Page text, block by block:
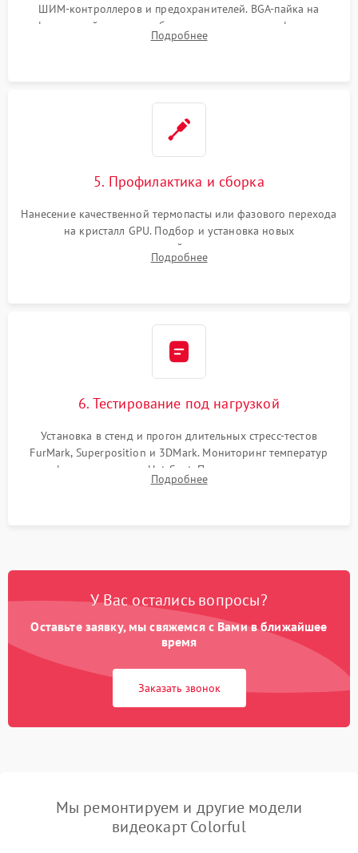
ШИМ-контроллеров и предохранителей. BGA-пайка на
инфракрасной станции реболлинг или замена графического
чипа и дефектной памяти GDDR. Прошивка BIOS
Подробнее
5. Профилактика и сборка
Нанесение качественной термопасты или фазового перехода
на кристалл GPU. Подбор и установка новых
термопрокладок правильной толщины на память и цепи
питания. Монтаж радиатора и бэкплейта, подключение и
Подробнее
6. Тестирование под нагрузкой
Установка в стенд и прогон длительных стресс-тестов
FurMark, Superposition и 3DMark. Мониторинг температур
графического чипа и Hot Spot. Проверка на отсутствие
артефактов изображения, вылетов драйвера и зависаний.
Подробнее
У Вас остались вопросы?
Оставьте заявку, мы свяжемся с Вами в ближайшее
время
Заказать звонок
Мы ремонтируем и другие модели
видеокарт Colorful